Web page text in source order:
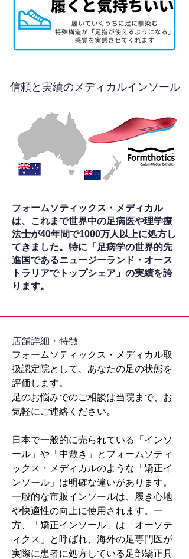
信頼と実績のメディカルインソール
フォームソティックス・メディカル
は、これまで世界中の足病医や理学療
法士が40年間で1000万人以上に処方し
てきました。特に「足病学の世界的先
進国であるニュージーランド・オース
トラリアでトップシェア」の実績を誇
ります。
​店舗詳細・特徴
フォームソティックス・メディカル取
扱認定院として、あなたの足の状態を
評価します。
足のお悩みでのご相談は当院まで、お
気軽にご連絡ください。
日本で一般的に売られている「インソ
ール」や「中敷き」とフォームソティ
ックス・メディカルのような「矯正イ
ンソール」は明確な違いがあります。
一般的な市販インソールは、履き心地
や快適性の向上に使用されます。一
方、「矯正インソール」は「オーソテ
ィクス」と呼ばれ、海外の足専門医が
実際に患者に処方している足部矯正具